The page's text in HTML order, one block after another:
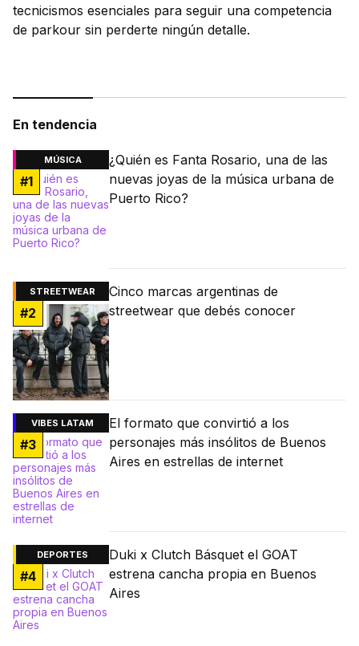
tecnicismos esenciales para seguir una competencia
de parkour sin perderte ningún detalle.
En tendencia
MÚSICA
#1
¿Quién es Fanta Rosario, una de las
nuevas joyas de la música urbana de
Puerto Rico?
STREETWEAR
#2
Cinco marcas argentinas de
streetwear que debés conocer
VIBES LATAM
#3
El formato que convirtió a los
personajes más insólitos de Buenos
Aires en estrellas de internet
DEPORTES
#4
Duki x Clutch Básquet el GOAT
estrena cancha propia en Buenos
Aires